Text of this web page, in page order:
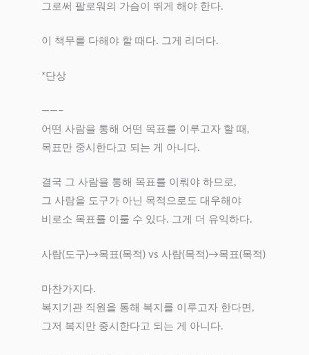
그로써 팔로워의 가슴이 뛰게 해야 한다.
이 책무를 다해야 할 때다. 그게 리더다.
*단상
——–
어떤 사람을 통해 어떤 목표를 이루고자 할 때,
목표만 중시한다고 되는 게 아니다.
결국 그 사람을 통해 목표를 이뤄야 하므로,
그 사람을 도구가 아닌 목적으로도 대우해야
비로소 목표를 이룰 수 있다. 그게 더 유익하다.
사람(도구)→목표(목적) vs 사람(목적)→목표(목적)
마찬가지다.
복지기관 직원을 통해 복지를 이루고자 한다면,
그저 복지만 중시한다고 되는 게 아니다.